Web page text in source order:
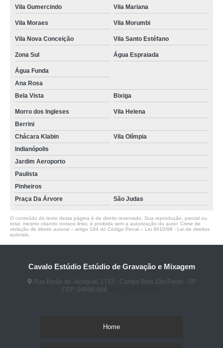
Vila Gumercindo Vila Mariana
Vila Moraes Vila Morumbi
Vila Nova Conceição Vila Santo Estéfano
Zona Sul Água Espraiada
Água Funda
Ana Rosa
Bela Vista
Bixiga
Morro dos Ingleses
Vila Helena
Berrini
Chácara Klabin
Vila Olímpia
Indianópolis
Jardim Aeroporto
Paulista
Pinheiros
Praça Da Árvore
São Judas
O conteúdo do texto desta página é de direito reservado. Sua reprodução, parcial ou
total, mesmo citando nossos links, é proibida sem a autorização do autor. Crime de
violação de direito autoral – artigo 184 do Código Penal – Lei 9610/98 - Lei de direitos
autorais
Cavalo Estúdio Estúdio de Gravação e Mixagem
Rua Barão de Jaceguai, 1712 - Campo Belo São Paulo - SP
CEP: 04606-004
Home